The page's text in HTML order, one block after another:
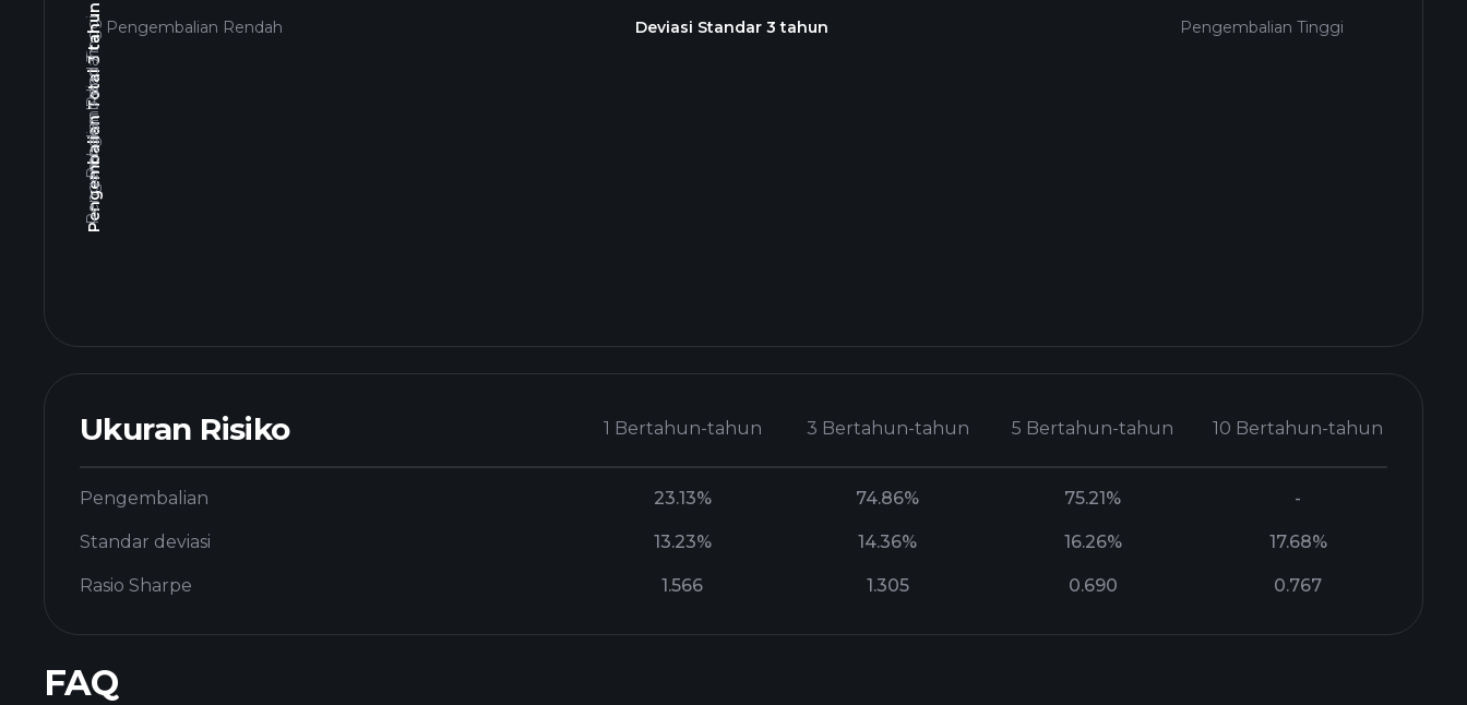
Pengembalian Tinggi
Pengembalian Total 3 tahun
Pengembalian Rendah
Pengembalian Rendah Deviasi Standar 3 tahun Pengembalian Tinggi
Ukuran Risiko 1 Bertahun-tahun 3 Bertahun-tahun 5 Bertahun-tahun 10 Bertahun-tahun
Pengembalian 23.13% 74.86% 75.21% -
Standar deviasi 13.23% 14.36% 16.26% 17.68%
Rasio Sharpe 1.566 1.305 0.690 0.767
FAQ